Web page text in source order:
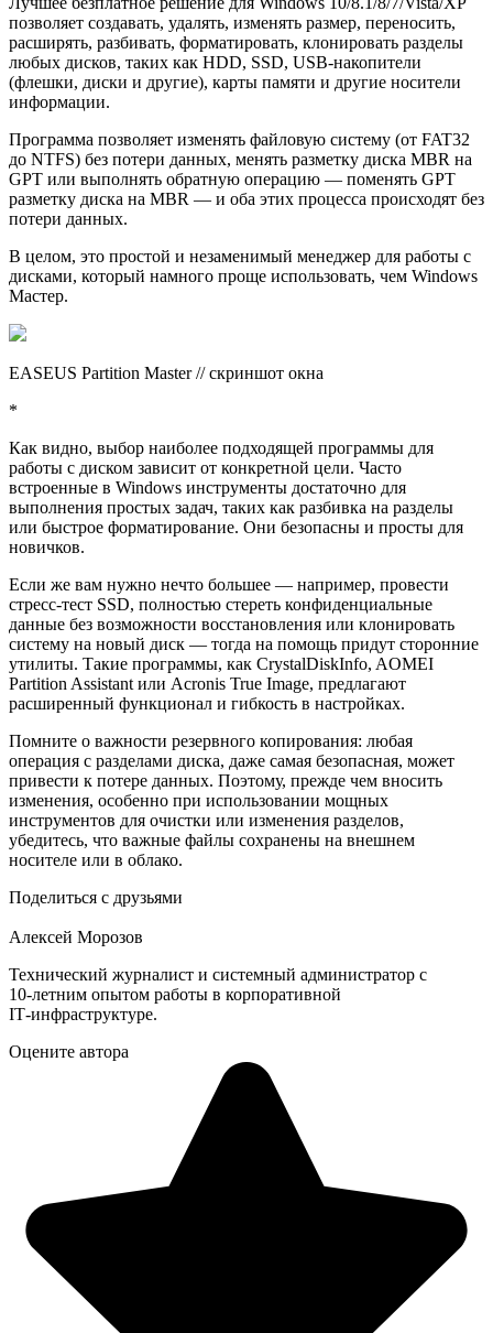
позволяет создавать, удалять, изменять размер, переносить,
расширять, разбивать, форматировать, клонировать разделы
любых дисков, таких как HDD, SSD, USB-накопители
(флешки, диски и другие), карты памяти и другие носители
информации.
Программа позволяет изменять файловую систему (от FAT32
до NTFS) без потери данных, менять разметку диска MBR на
GPT или выполнять обратную операцию — поменять GPT
разметку диска на MBR — и оба этих процесса происходят без
потери данных.
В целом, это простой и незаменимый менеджер для работы с
дисками, который намного проще использовать, чем Windows
Мастер.
EASEUS Partition Master // скриншот окна
*
Как видно, выбор наиболее подходящей программы для
работы с диском зависит от конкретной цели. Часто
встроенные в Windows инструменты достаточно для
выполнения простых задач, таких как разбивка на разделы
или быстрое форматирование. Они безопасны и просты для
новичков.
Если же вам нужно нечто большее — например, провести
стресс-тест SSD, полностью стереть конфиденциальные
данные без возможности восстановления или клонировать
систему на новый диск — тогда на помощь придут сторонние
утилиты. Такие программы, как CrystalDiskInfo, AOMEI
Partition Assistant или Acronis True Image, предлагают
расширенный функционал и гибкость в настройках.
Помните о важности резервного копирования: любая
операция с разделами диска, даже самая безопасная, может
привести к потере данных. Поэтому, прежде чем вносить
изменения, особенно при использовании мощных
инструментов для очистки или изменения разделов,
убедитесь, что важные файлы сохранены на внешнем
носителе или в облако.
Поделиться с друзьями
Алексей Морозов
Технический журналист и системный администратор с
10‑летним опытом работы в корпоративной
IT‑инфраструктуре.
Оцените автора